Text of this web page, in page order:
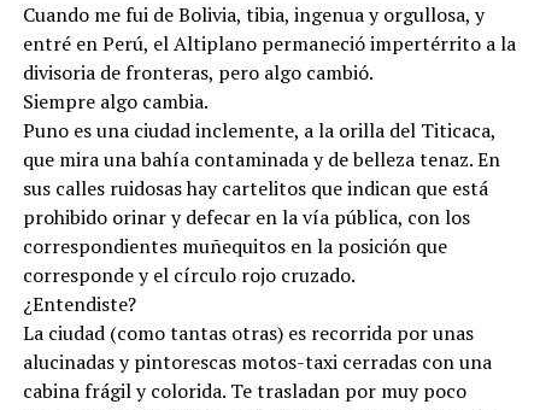
Cuando me fui de Bolivia, tibia, ingenua y orgullosa, y
entré en Perú, el Altiplano permaneció impertérrito a la
divisoria de fronteras, pero algo cambió.
Siempre algo cambia.
Puno es una ciudad inclemente, a la orilla del Titicaca,
que mira una bahía contaminada y de belleza tenaz. En
sus calles ruidosas hay cartelitos que indican que está
prohibido orinar y defecar en la vía pública, con los
correspondientes muñequitos en la posición que
corresponde y el círculo rojo cruzado.
¿Entendiste?
La ciudad (como tantas otras) es recorrida por unas
alucinadas y pintorescas motos-taxi cerradas con una
cabina frágil y colorida. Te trasladan por muy poco